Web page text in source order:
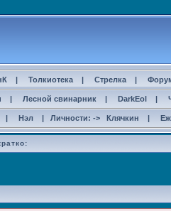
| Толкиотека | Стрелка |
| Лесной свинарник | DarkEol |
| Нэл | Личности: -> Клячкин |